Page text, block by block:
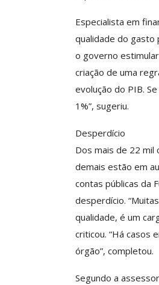
Especialista em
qualidade do gasto
o governo
criação de uma
evolução do PIB.
1%”, sugeriu.
Desperdício
Dos mais de 22 mil
demais estão em
contas públicas da
desperdício.
qualidade, é um
criticou. “Há casos
órgão”, completou.
Segundo a